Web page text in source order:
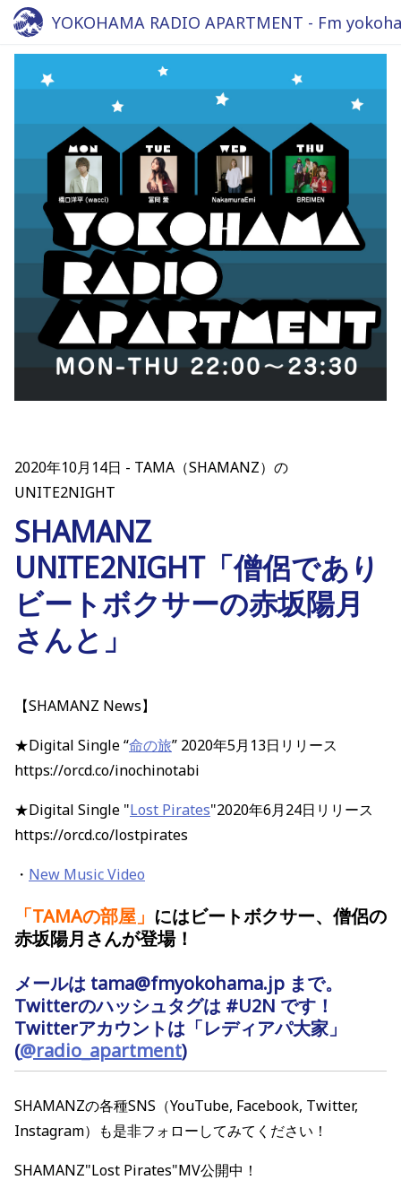
YOKOHAMA RADIO APARTMENT - Fm
2020年10月14日
TAMA（SHAMANZ）の
UNITE2NIGHT
SHAMANZ
UNITE2NIGHT「僧侶であり
ビートボクサーの赤坂陽月
さんと」
【SHAMANZ News】
★Digital Single “命の旅” 2020年5月13日リリース
https://orcd.co/inochinotabi
★Digital Single "Lost Pirates"2020年6月24日リリース
https://orcd.co/lostpirates
・ New Music Video
「TAMAの部屋 」 にはビートボクサー、僧侶の
赤坂陽月さんが登場！
メールは tama@fmyokohama.jp まで。
Twitterのハッシュタグは #U2N です！
Twitterアカウントは「レディアパ大家」
(@radio_apartment)
SHAMANZの各種SNS（YouTube, Facebook, Twitter,
Instagram）も是非フォローしてみてください！
SHAMANZ"Lost Pirates"MV公開中！